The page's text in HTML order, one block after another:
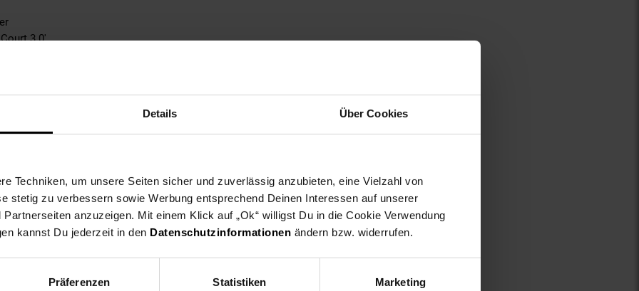
Details Über Cookies
Techniken, um unsere Seiten sicher und zuverlässig anzubieten, eine Vielzahl von
stetig zu verbessern sowie Werbung entsprechend Deinen Interessen auf unserer
anzuzeigen. Mit einem Klick auf „Ok“ willigst Du in die Cookie Verwendung
kannst Du jederzeit in den Datenschutzinformationen ändern bzw. widerrufen.
Präferenzen Statistiken Marketing
3.0'
Leder, 50% Synthetik; Futter: 100% Textil; Sohle: 100% abriebfester Gummi
keine Angabe